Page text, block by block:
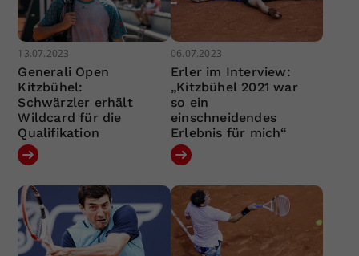
13.07.2023
Generali Open
Kitzbühel:
Schwärzler erhält
Wildcard für die
Qualifikation
06.07.2023
Erler im Interview:
„Kitzbühel 2021 war
so ein
einschneidendes
Erlebnis für mich“